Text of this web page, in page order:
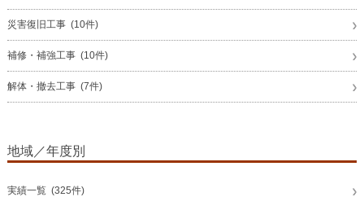
災害復旧工事 (10件)
補修・補強工事 (10件)
解体・撤去工事 (7件)
地域／年度別
実績一覧 (325件)